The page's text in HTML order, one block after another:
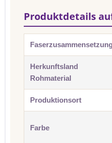
Produktdetails
Faserzusammensetzung
Herkunftsland
Rohmaterial
Produktionsort
Farbe